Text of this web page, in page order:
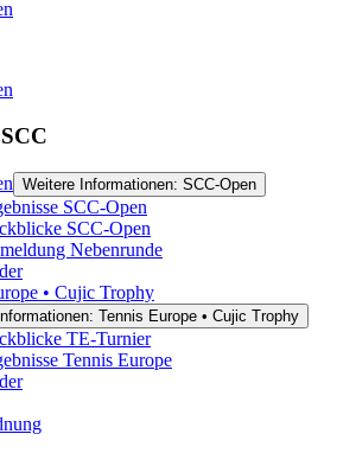
Weitere Informationen: SCC-Open
SCC-Open
SCC-Open
Nebenrunde
• Cujic Trophy
Tennis Europe • Cujic Trophy
TE-Turnier
Tennis Europe